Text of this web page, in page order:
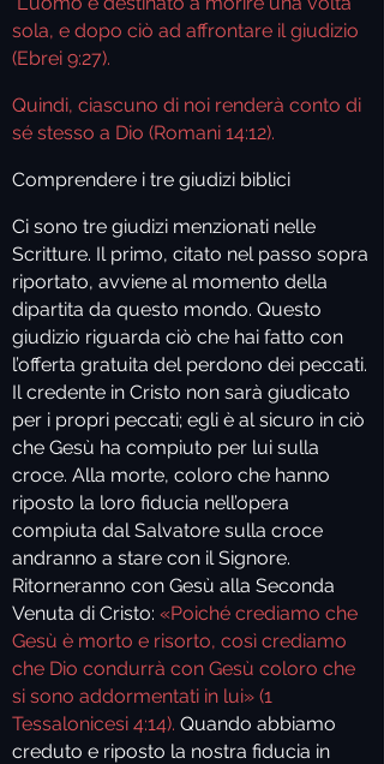
sola, e dopo ciò ad affrontare il giudizio
(Ebrei 9:27).
Quindi, ciascuno di noi renderà conto di
sé stesso a Dio (Romani 14:12).
Comprendere i tre giudizi biblici
Ci sono tre giudizi menzionati nelle
Scritture. Il primo, citato nel passo sopra
riportato, avviene al momento della
dipartita da questo mondo. Questo
giudizio riguarda ciò che hai fatto con
l’offerta gratuita del perdono dei peccati.
Il credente in Cristo non sarà giudicato
per i propri peccati; egli è al sicuro in ciò
che Gesù ha compiuto per lui sulla
croce. Alla morte, coloro che hanno
riposto la loro fiducia nell’opera
compiuta dal Salvatore sulla croce
andranno a stare con il Signore.
Ritorneranno con Gesù alla Seconda
Venuta di Cristo: «Poiché crediamo che
Gesù è morto e risorto, così crediamo
che Dio condurrà con Gesù coloro che
si sono addormentati in lui» (1
Tessalonicesi 4:14). Quando abbiamo
creduto e riposto la nostra fiducia in